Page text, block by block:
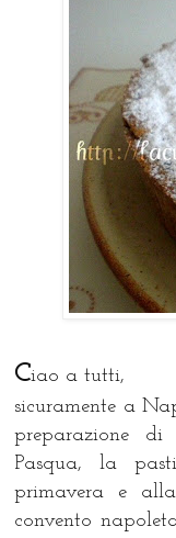
Ciao a tutti,
sicuramente a
preparazione
Pasqua, la
primavera e
convento